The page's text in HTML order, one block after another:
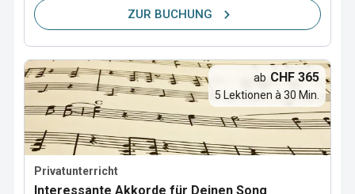
ZUR BUCHUNG
Privatunterricht
Interessante Akkorde für Deinen Song
ab CHF 365
5 Lektionen à 30 Min.